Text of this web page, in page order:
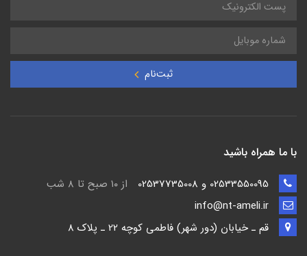
ثبت‌نام
با ما همراه باشید
از ۱۰ صبح تا ۸ شب
قم ـ خيابان (دور شهر) فاطمي كوچه 22 ـ پلاک 8